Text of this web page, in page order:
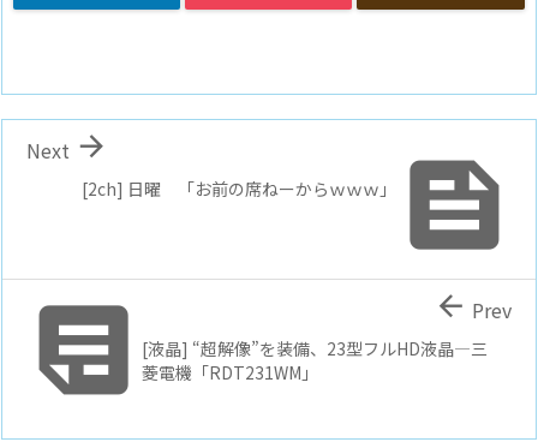

[2ch] 日曜 「お前の席ねーからｗｗｗ」

Next
[液晶] “超解像”を装備、23型フルHD液晶―三
菱電機「RDT231WM」
 Prev